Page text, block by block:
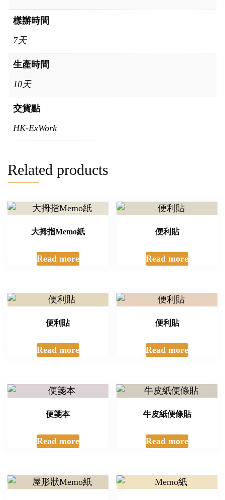
樣辦時間
7天
生產時間
10天
交貨點
HK-ExWork
Related products
大拇指Memo紙
Read more
便利貼
Read more
便利貼
Read more
便利貼
Read more
便箋本
Read more
牛皮紙便條貼
Read more